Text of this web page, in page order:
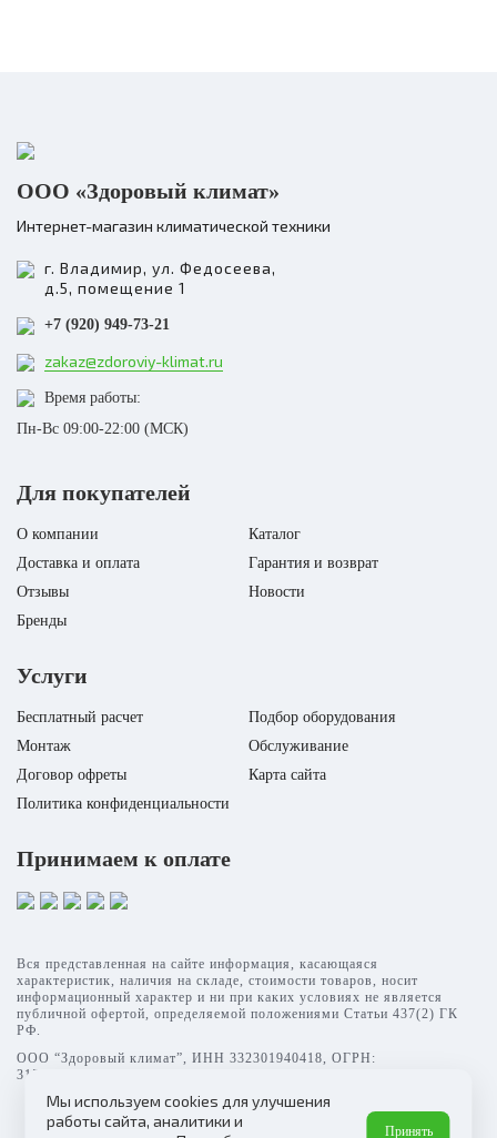
ООО «Здоровый климат»
Интернет-магазин климатической техники
г. Владимир, ул. Федосеева,
д.5, помещение 1
+7 (920) 949-73-21
zakaz@zdoroviy-klimat.ru
Время работы:
Пн-Вс 09:00-22:00 (МСК)
Для покупателей
О компании
Каталог
Доставка и оплата
Гарантия и возврат
Отзывы
Новости
Бренды
Услуги
Бесплатный расчет
Подбор оборудования
Монтаж
Обслуживание
Договор офреты
Карта сайта
Политика конфиденциальности
Принимаем к оплате
Вся представленная на сайте информация, касающаяся
характеристик, наличия на складе, стоимости товаров, носит
информационный характер и ни при каких условиях не является
публичной офертой, определяемой положениями Статьи 437(2) ГК
РФ.
ООО “Здоровый климат”, ИНН 332301940418, ОГРН:
315332700003069
Мы используем cookies для улучшения
работы сайта, аналитики и
Принять